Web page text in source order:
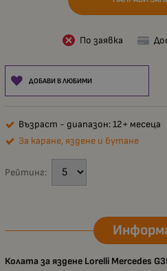
По заявка
ДОБАВИ В ЛЮБИМИ
Възраст - диапазон: 12+ месеца
За каране, яздене и бутане
Рейтинг:
Колата за яздене Lorelli Mercedes